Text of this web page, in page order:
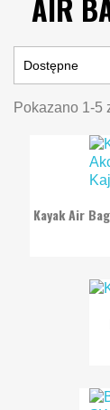
AIR
Dostępne
Pokazano 1-5
Kayak Air